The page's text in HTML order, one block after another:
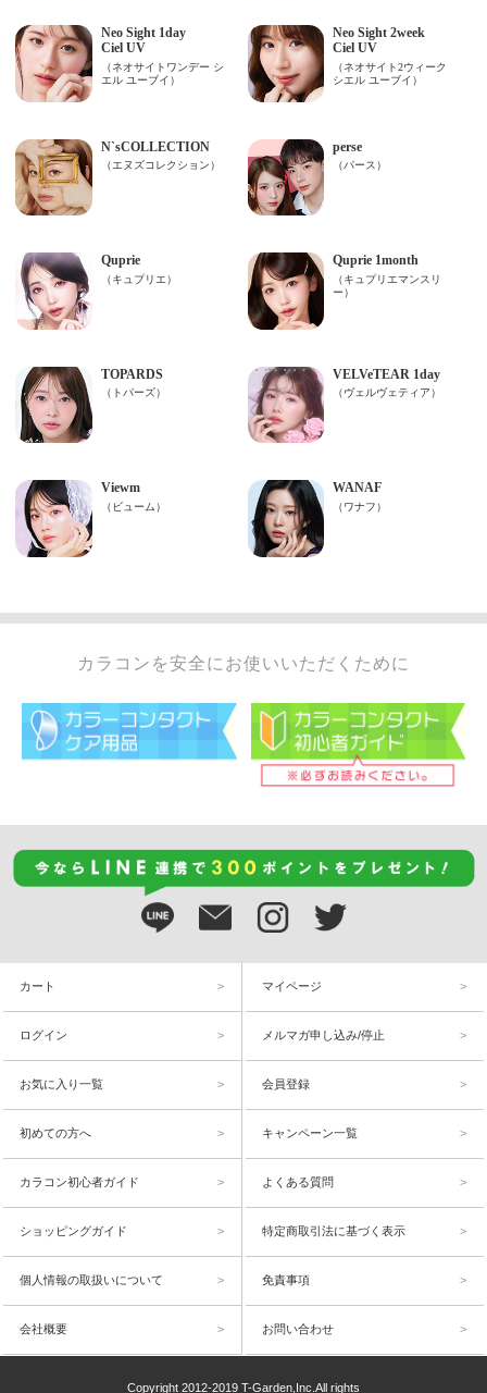
カラコンを安全にお使いいただくために
カート マイページ
ログイン メルマガ申し込み/停止
お気に入り一覧 会員登録
初めての方へ キャンペーン一覧
カラコン初心者ガイド よくある質問
ショッピングガイド 特定商取引法に基づく表示
個人情報の取扱いについて 免責事項
会社概要 お問い合わせ
Copyright 2012-2019 T-Garden,Inc.All rights